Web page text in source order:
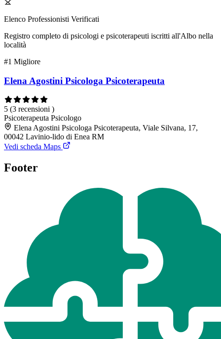
Elenco Professionisti Verificati
Registro completo di psicologi e psicoterapeuti iscritti all'Albo nella
località
#1 Migliore
Elena Agostini Psicologa Psicoterapeuta
5 (3 recensioni )
Psicoterapeuta Psicologo
Elena Agostini Psicologa Psicoterapeuta, Viale Silvana, 17,
00042 Lavinio-lido di Enea RM
Vedi scheda Maps
Footer